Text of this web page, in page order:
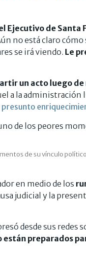
Ejecutivo de Santa
no está claro cómo
se irá viendo. Le
un acto luego de
a la administración
de su vínculo
en medio de los
judicial y la
desde sus redes
están preparados